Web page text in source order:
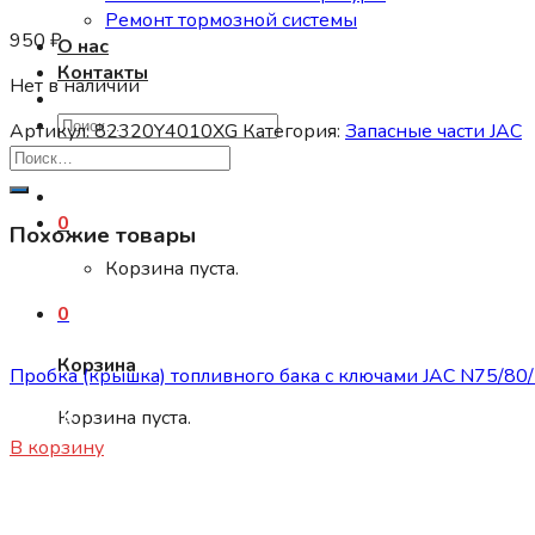
Ремонт тормозной системы
О нас
Контакты
Искать:
0
Корзина пуста.
0
Корзина
Корзина пуста.
950 ₽
Нет в наличии
Артикул:82320Y4010XGКатегория: Запасные части JAC
Похожие товары
Запасные части JAC
Пробка (крышка) топливного бака с ключами JAC N75/
3100₽
В корзину